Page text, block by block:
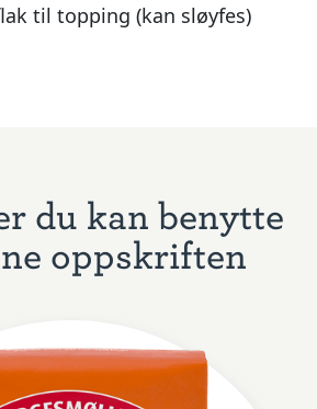
til topping (kan sløyfes)
du kan benytte
oppskriften